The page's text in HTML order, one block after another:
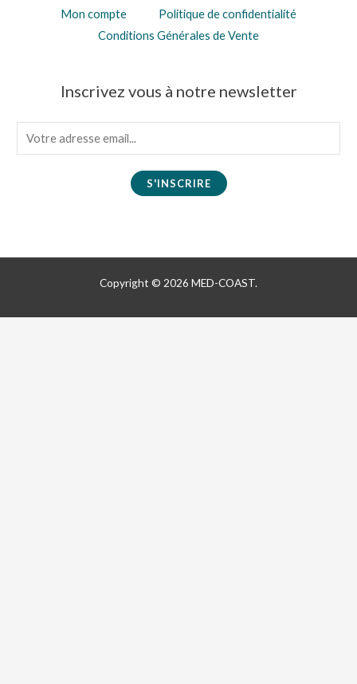
Mon compte
Politique de confidentialité
Conditions Générales de Vente
Inscrivez vous à notre newsletter
m
S'INSCRIRE
Copyright © 2026 MED-COAST.